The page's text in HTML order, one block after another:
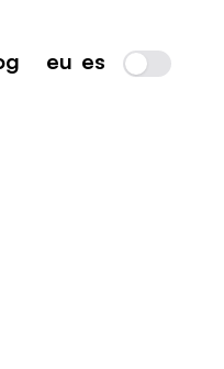
eu es Light / Dark